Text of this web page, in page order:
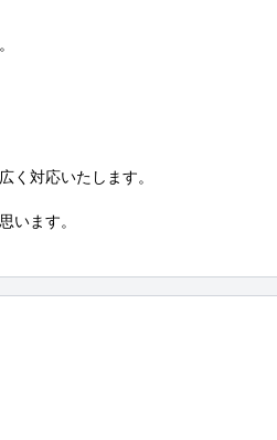
く対応いたします。
います。